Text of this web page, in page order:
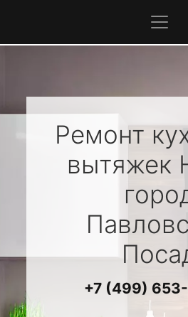
Ремонт
вытяжек
+7 (499)